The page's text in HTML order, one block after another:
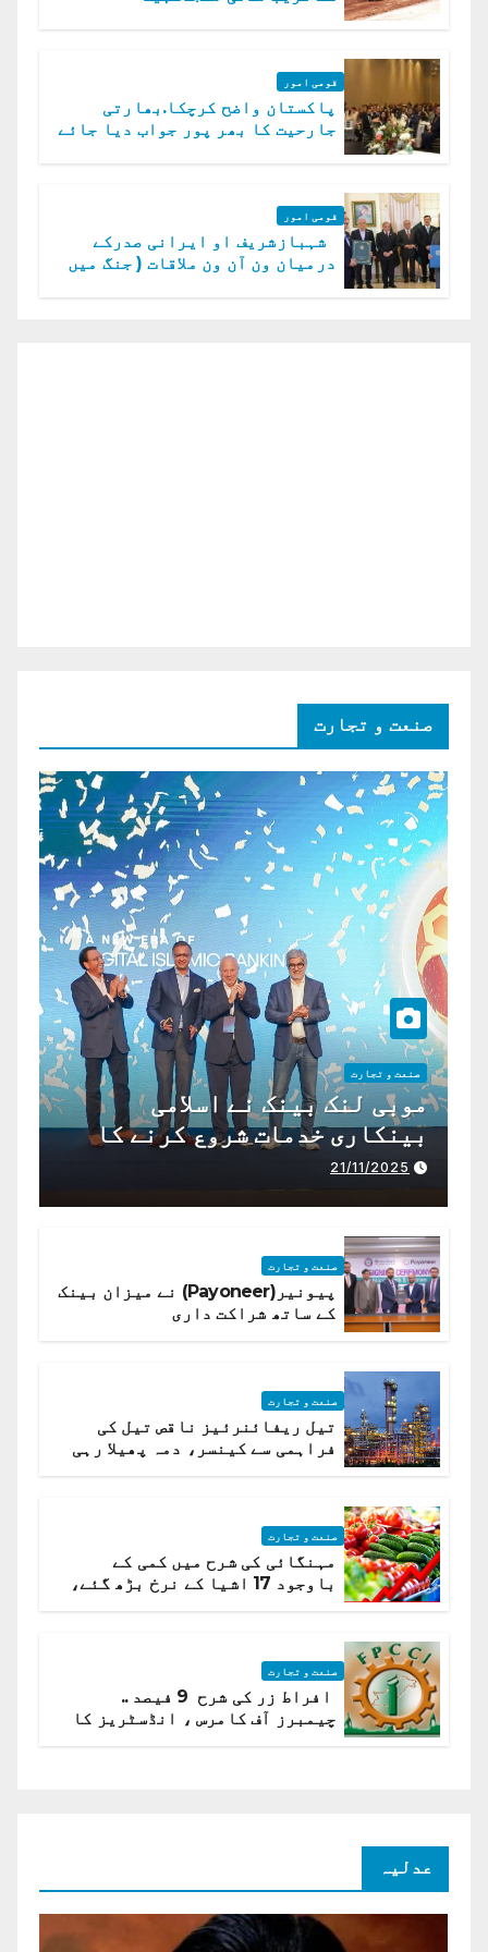
قومی امور
پاکستان واضح کرچکا.بھارتی
جارحیت کا بھر پور جواب دیا جائے
قومی امور
شہبازشریف او ایرانی صدرکے
درمیان ون آن ون ملاقات ( جنگ میں
صنعت و تجارت
صنعت و تجارت
موبی لنک بینک نے اسلامی
بینکاری خدمات شروع کرنے کا
اعلان کیا ہے،
21/11/2025
صنعت و تجارت
پیونیر(Payoneer) نے میزان بینک
کے ساتھ شراکت داری
صنعت و تجارت
تیل ریفائنرئیز ناقص تیل کی
فراہمی سے کینسر، دمہ پھیلا رہی
صنعت و تجارت
مہنگائی کی شرح میں کمی کے
باوجود 17 اشیا کے نرخ بڑھ گئے،
صنعت و تجارت
افراط زر کی شرح 9 فیصد ..
چیمبرز آف کامرس ، انڈسٹریز کا
عدلیہ